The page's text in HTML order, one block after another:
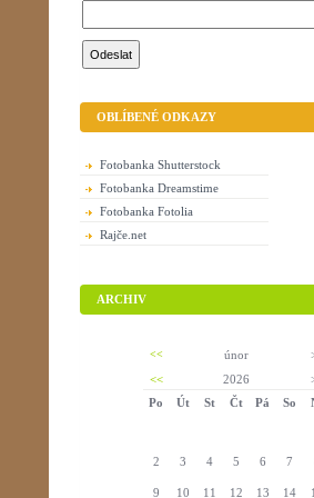
OBLÍBENÉ ODKAZY
Fotobanka Shutterstock
Fotobanka Dreamstime
Fotobanka Fotolia
Rajče.net
ARCHIV
<< únor
<<
2026
Po
Út St Čt Pá So
2 3 4 5 6 7
9 10 11 12 13 14